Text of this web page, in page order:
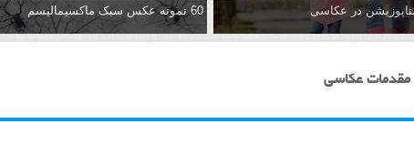
در عکاسی 60 نمونه عکس سبک ماکسیمالیسم
مقدمات عکاسی